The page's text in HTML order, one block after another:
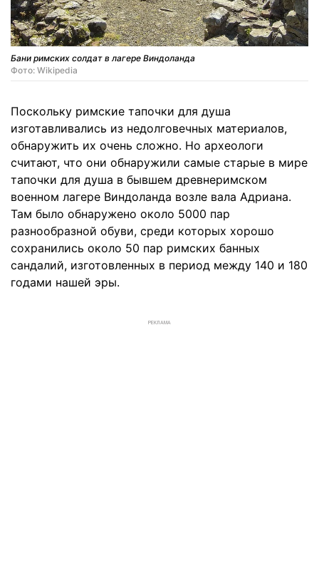
Бани римских солдат в лагере Виндоланда
Фото: Wikipedia
Поскольку римские тапочки для душа
изготавливались из недолговечных материалов,
обнаружить их очень сложно. Но археологи
считают, что они обнаружили самые старые в мире
тапочки для душа в бывшем древнеримском
военном лагере Виндоланда возле вала Адриана.
Там было обнаружено около 5000 пар
разнообразной обуви, среди которых хорошо
сохранились около 50 пар римских банных
сандалий, изготовленных в период между 140 и 180
годами нашей эры.
РЕКЛАМА